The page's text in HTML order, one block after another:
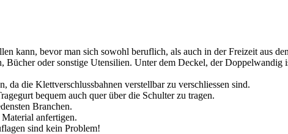
kann, bevor man sich sowohl beruflich, als auch in der Freizeit aus
oder sonstige Utensilien. Unter dem Deckel, der Doppelwandig
die Klettverschlussbahnen verstellbar zu verschliessen sind.
bequem auch quer über die Schulter zu tragen.
Branchen.
anfertigen.
sind kein Problem!